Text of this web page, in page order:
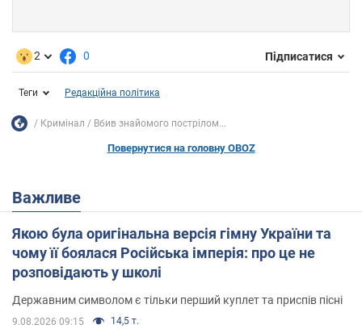
2 0 Підписатися
Теги Редакційна політика
Кримінал Вбив знайомого пострілом...
Повернутися на головну OBOZ
Важливе
Якою була оригінальна версія гімну України та
чому її боялася Російська імперія: про це не
розповідають у школі
Державним символом є тільки перший куплет та приспів пісні
9.08.2026 09:15 14,5 т.